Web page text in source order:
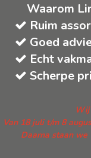
Waarom
Ruim
Goed
Echt
Scherpe
Van 18 juli t/m 8
Daarna staan